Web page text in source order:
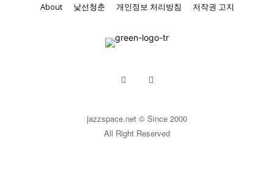
About 낯선청춘 개인정보 처리방침 저작권 고지
jazzspace.net © Since 2000
All Right Reserved